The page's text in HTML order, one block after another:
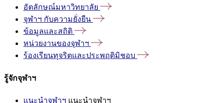
อัตลักษณ์มหาวิทยาลัย
จุฬาฯ กับความยั่งยืน
ข้อมูลและสถิติ
หน่วยงานของจุฬาฯ
ร้องเรียนทุจริตและประพฤติมิชอบ
รู้จักจุฬาฯ
แนะนำจุฬาฯ แนะนำจุฬาฯ